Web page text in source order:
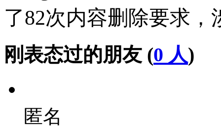
了82次内容删除要求，
刚表态过的朋友 (0 人)
匿名